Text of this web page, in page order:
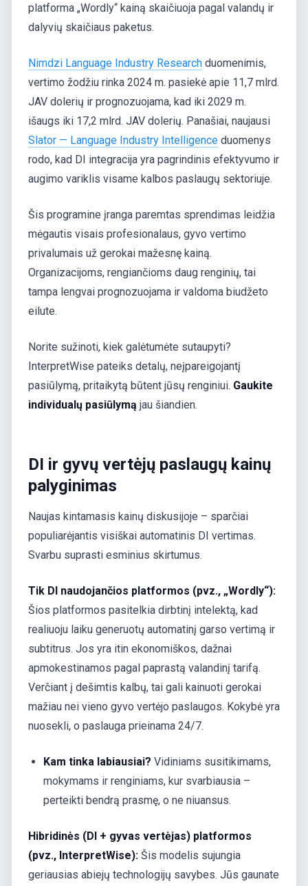
platforma „Wordly“ kainą skaičiuoja pagal valandų ir
dalyvių skaičiaus paketus.
Nimdzi Language Industry Research duomenimis,
vertimo žodžiu rinka 2024 m. pasiekė apie 11,7 mlrd.
JAV dolerių ir prognozuojama, kad iki 2029 m.
išaugs iki 17,2 mlrd. JAV dolerių. Panašiai, naujausi
Slator — Language Industry Intelligence duomenys
rodo, kad DI integracija yra pagrindinis efektyvumo ir
augimo variklis visame kalbos paslaugų sektoriuje.
Šis programine įranga paremtas sprendimas leidžia
mėgautis visais profesionalaus, gyvo vertimo
privalumais už gerokai mažesnę kainą.
Organizacijoms, rengiančioms daug renginių, tai
tampa lengvai prognozuojama ir valdoma biudžeto
eilute.
Norite sužinoti, kiek galėtumėte sutaupyti?
InterpretWise pateiks detalų, neįpareigojantį
pasiūlymą, pritaikytą būtent jūsų renginiui. Gaukite
individualų pasiūlymą jau šiandien.
DI ir gyvų vertėjų paslaugų kainų
palyginimas
Naujas kintamasis kainų diskusijoje – sparčiai
populiarėjantis visiškai automatinis DI vertimas.
Svarbu suprasti esminius skirtumus.
Tik DI naudojančios platformos (pvz., „Wordly“):
Šios platformos pasitelkia dirbtinį intelektą, kad
realiuoju laiku generuotų automatinį garso vertimą ir
subtitrus. Jos yra itin ekonomiškos, dažnai
apmokestinamos pagal paprastą valandinį tarifą.
Verčiant į dešimtis kalbų, tai gali kainuoti gerokai
mažiau nei vieno gyvo vertėjo paslaugos. Kokybė yra
nuosekli, o paslauga prieinama 24/7.
Kam tinka labiausiai? Vidiniams susitikimams,
mokymams ir renginiams, kur svarbiausia –
perteikti bendrą prasmę, o ne niuansus.
Hibridinės (DI + gyvas vertėjas) platformos
(pvz., InterpretWise): Šis modelis sujungia
geriausias abiejų technologijų savybes. Jūs gaunate